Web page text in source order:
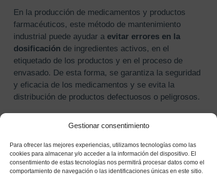
Gestionar consentimiento
Para ofrecer las mejores experiencias, utilizamos tecnologías como las
cookies para almacenar y/o acceder a la información del dispositivo. El
consentimiento de estas tecnologías nos permitirá procesar datos como el
comportamiento de navegación o las identificaciones únicas en este sitio.
En la producción de medicamentos y productos
farmacéuticos, este método de mantenimiento
industrial puede ayudar a evitar errores en la
dosificación de ingredientes activos, en el
etiquetado de los productos y en el proceso de
envasado. De esta forma, se garantiza la seguridad
y eficacia de los medicamentos y se evita la
distribución de productos defectuosos o peligrosos.
TIPOS DE POKA YOKE: ¿CUÁL ES EL
MÁS ADECUADO PARA TU EMPRESA?
Existen diferentes tipos dePoka Yokeque se